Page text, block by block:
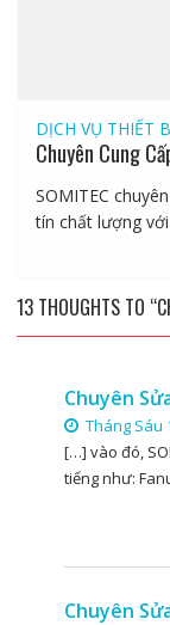
DỊCH VỤ THIẾT
Chuyên Cung
SOMITEC
tín chất lượng với
13 THOUGHTS TO
Chuyên
Tháng Sáu
[…] vào đó,
tiếng như:
Chuyên